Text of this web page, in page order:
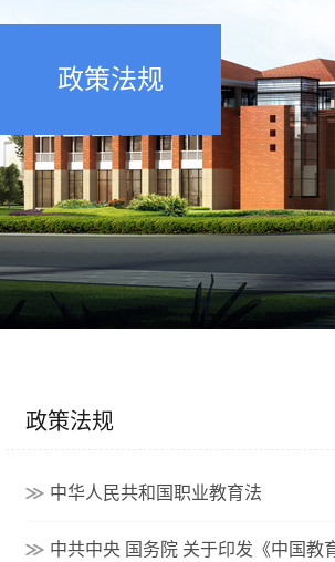
政策法规
政策法规
中华人民共和国职业教育法
中共中央 国务院 关于印发《中国教